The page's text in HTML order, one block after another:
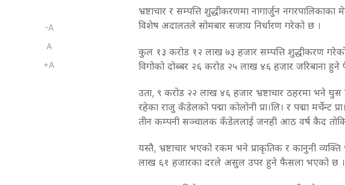
-A
A
+A
भ्रष्टाचार र सम्पत्ति शुद्धीकरणमा नागार्जुन
विशेष अदालतले सोमबार सजाय निर्धारण गरेको छ ।
कुल १३ करोड १२ लाख ७३ हजार सम्पत्ति शुद्धीकरण
विगोको दोब्बर २६ करोड २५ लाख ४६ हजार जरिबाना
उता, ९ करोड २२ लाख ४६ हजार भ्रष्टाचार ठहरमा भने
रहेका राजु कँडेलको पद्मा कोलोनी प्रा।लि। र पद्मा मर्चेन्ट
तीन कम्पनी सञ्चालक कँडेललाई जनही आठ वर्ष कैद
यस्तै, भ्रष्टाचार भएको रकम भने प्राकृतिक र कानुनी
लाख ६१ हजारका दरले असुल उपर हुने फैसला भएको छ ।